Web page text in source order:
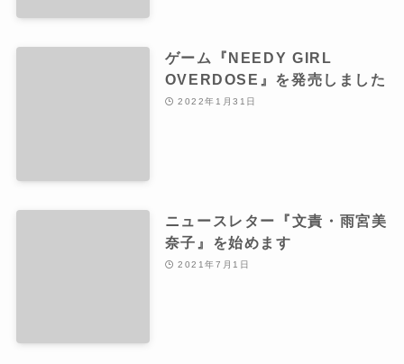
ゲーム『NEEDY GIRL
OVERDOSE』を発売しました
2022年1月31日
ニュースレター『文責・雨宮美
奈子』を始めます
2021年7月1日